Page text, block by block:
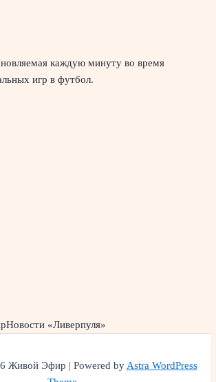
каждую минуту во время
игр в футбол.
Новости «Ливерпуля»
Живой Эфир | Powered byAstra WordPress